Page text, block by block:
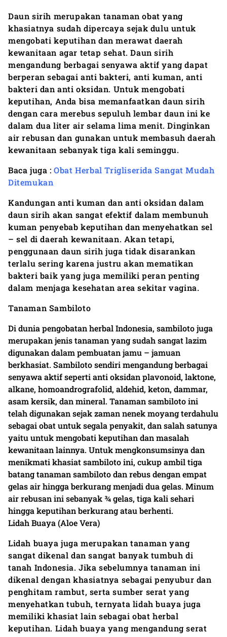
Daun sirih merupakan tanaman obat yang
khasiatnya sudah dipercaya sejak dulu untuk
mengobati keputihan dan merawat daerah
kewanitaan agar tetap sehat. Daun sirih
mengandung berbagai senyawa aktif yang dapat
berperan sebagai anti bakteri, anti kuman, anti
bakteri dan anti oksidan. Untuk mengobati
keputihan, Anda bisa memanfaatkan daun sirih
dengan cara merebus sepuluh lembar daun ini ke
dalam dua liter air selama lima menit. Dinginkan
air rebusan dan gunakan untuk membasuh daerah
kewanitaan sebanyak tiga kali seminggu.
Baca juga :Obat Herbal Trigliserida Sangat Mudah
Ditemukan
Kandungan anti kuman dan anti oksidan dalam
daun sirih akan sangat efektif dalam membunuh
kuman penyebab keputihan dan menyehatkan sel
– sel di daerah kewanitaan. Akan tetapi,
penggunaan daun sirih juga tidak disarankan
terlalu sering karena justru akan mematikan
bakteri baik yang juga memiliki peran penting
dalam menjaga kesehatan area sekitar vagina.
Tanaman Sambiloto
Di dunia pengobatan herbal Indonesia, sambiloto juga
merupakan jenis tanaman yang sudah sangat lazim
digunakan dalam pembuatan jamu – jamuan
berkhasiat. Sambiloto sendiri mengandung berbagai
senyawa aktif seperti anti oksidan plavonoid, laktone,
alkane, homoandrografolid, aldehid, keton, dammar,
asam kersik, dan mineral. Tanaman sambiloto ini
telah digunakan sejak zaman nenek moyang terdahulu
sebagai obat untuk segala penyakit, dan salah satunya
yaitu untuk mengobati keputihan dan masalah
kewanitaan lainnya. Untuk mengkonsumsinya dan
menikmati khasiat sambiloto ini, cukup ambil tiga
batang tanaman sambiloto dan rebus dengan empat
gelas air hingga berkurang menjadi dua gelas. Minum
air rebusan ini sebanyak ¾ gelas, tiga kali sehari
hingga keputihan berkurang atau berhenti.
Lidah Buaya (Aloe Vera)
Lidah buaya juga merupakan tanaman yang
sangat dikenal dan sangat banyak tumbuh di
tanah Indonesia. Jika sebelumnya tanaman ini
dikenal dengan khasiatnya sebagai penyubur dan
penghitam rambut, serta sumber serat yang
menyehatkan tubuh, ternyata lidah buaya juga
memiliki khasiat lain sebagai obat herbal
keputihan. Lidah buaya yang mengandung serat